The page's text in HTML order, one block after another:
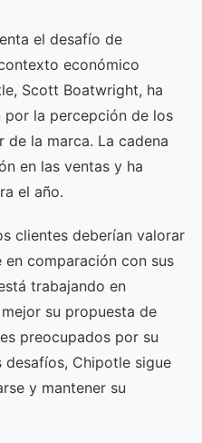
el desafío de
económico
Scott Boatwright, ha
la percepción de los
la marca. La cadena
en las ventas y ha
el año.
clientes deberían valorar
comparación con sus
trabajando en
su propuesta de
preocupados por su
desafíos, Chipotle sigue
y mantener su